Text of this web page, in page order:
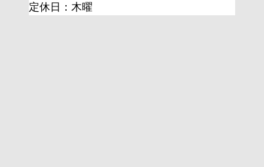
定休日：木曜